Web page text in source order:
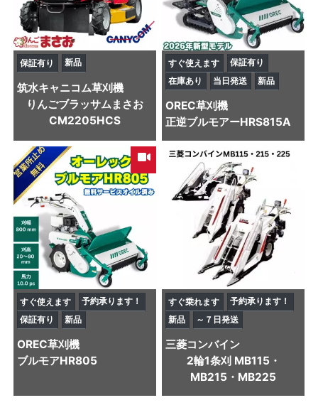
保証有り 新品
筑水キャニコム草刈機
りんごブラッサムまさお
CM2205HCS
すぐ使えます
保証有り
在庫あり
当日発送 新品
OREC草刈機
正逆ブルモアーHRS815A
すぐ使えます
予約承ります！
保証有り
新品
OREC草刈機
ブルモアHR805
すぐ乗れます
予約承ります！
新品
～７日発送
三菱コンバイン
2輪1条刈 MB115・
MB215・MB225